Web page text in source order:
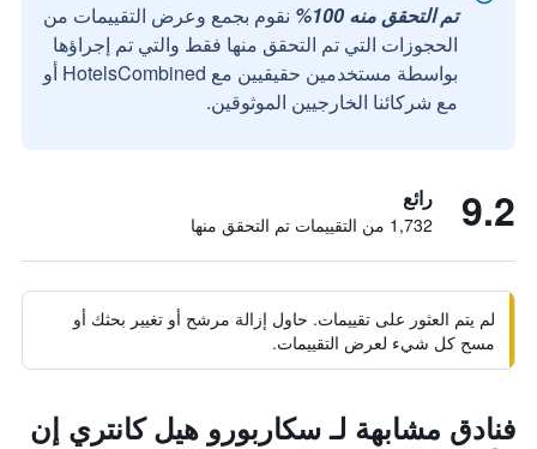
تم التحقق منه 100%
نقوم بجمع وعرض التقييمات من
الحجوزات التي تم التحقق منها فقط والتي تم إجراؤها
بواسطة مستخدمين حقيقيين مع HotelsCombined أو
مع شركائنا الخارجيين الموثوقين.
9.2 رائع
1,732 من التقييمات تم التحقق منها
لم يتم العثور على تقييمات. حاول إزالة مرشح أو تغيير بحثك أو
مسح كل شيء لعرض التقييمات.
فنادق مشابهة لـ سكاربورو هيل كانتري إن